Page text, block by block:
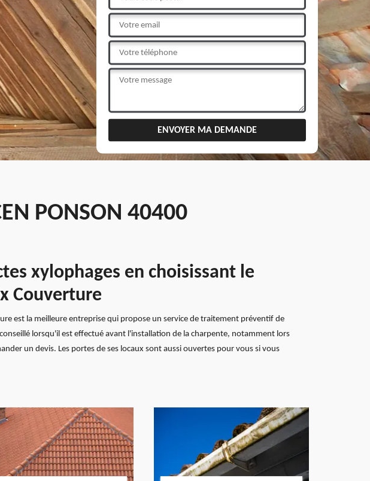
PONSON 40400
xylophages en choisissant le
Couverture
est la meilleure entreprise qui propose un service de traitement préventif de
lorsqu'il est effectué avant l'installation de la charpente, notamment lors
un devis. Les portes de ses locaux sont aussi ouvertes pour vous si vous